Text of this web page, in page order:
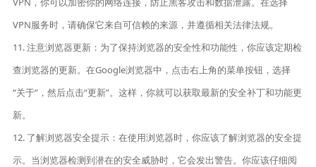
VPN服务时，请确保它来自可信赖的来源，并遵循相关法律法规。
11. 注意浏览器更新：为了保持浏览器的安全性和功能性，你应该定期检
查浏览器的更新。在Google浏览器中，点击右上角的菜单按钮，选择
“关于”，然后点击“更新”。这样，你就可以获取最新的安全补丁和功能更
新。
12. 了解浏览器安全提示：在使用浏览器时，你应该了解浏览器的安全提
示。当浏览器检测到潜在的安全威胁时，它会发出警告。你应该仔细阅